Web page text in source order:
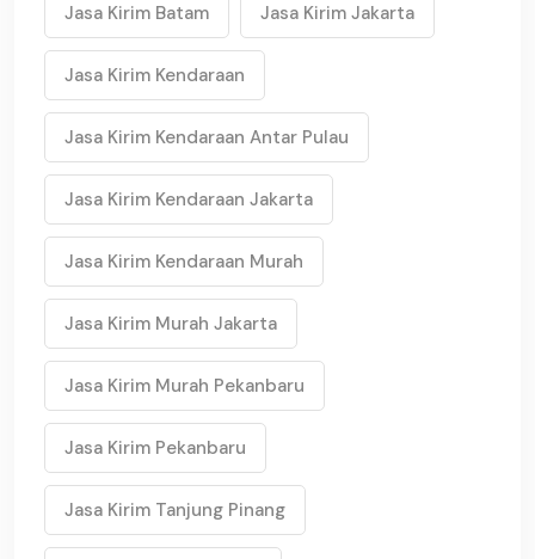
Jasa Kirim Batam Jasa Kirim Jakarta
Jasa Kirim Kendaraan
Jasa Kirim Kendaraan Antar Pulau
Jasa Kirim Kendaraan Jakarta
Jasa Kirim Kendaraan Murah
Jasa Kirim Murah Jakarta
Jasa Kirim Murah Pekanbaru
Jasa Kirim Pekanbaru
Jasa Kirim Tanjung Pinang